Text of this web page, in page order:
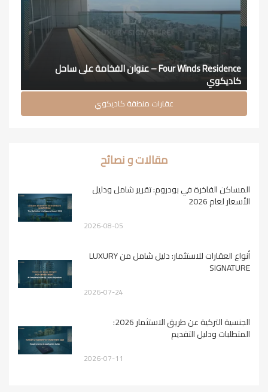
Four Winds Residence – عنوان الفخامة على ساحل
كاديكوي
عقارات منطقة كاديكوي
مقالات و نصائح
المساكن الفاخرة في بودروم: تقرير شامل ودليل
الأسعار لعام 2026
2026-08-05
أنواع العقارات للاستثمار: دليل شامل من LUXURY
SIGNATURE
2026-07-24
الجنسية التركية عن طريق الاستثمار 2026:
المتطلبات ودليل التقديم
2026-07-11